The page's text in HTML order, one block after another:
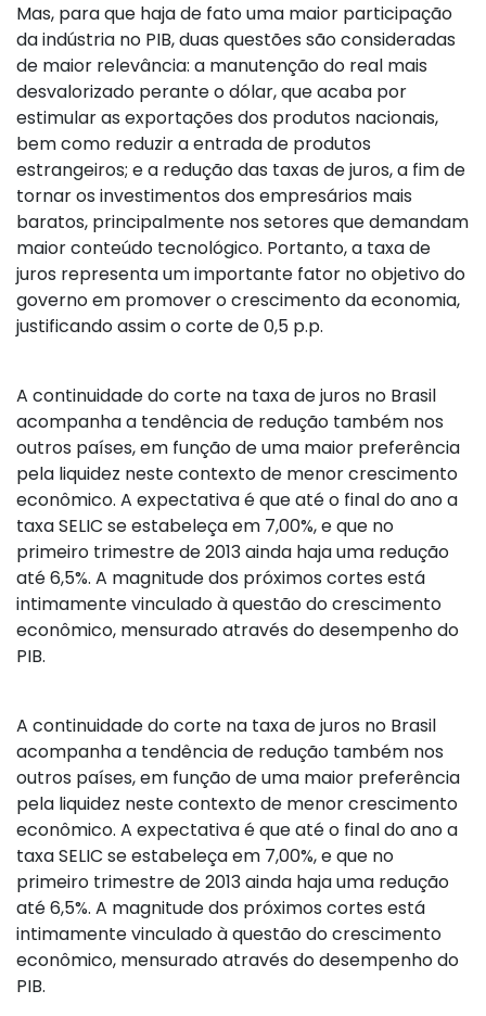
Mas, para que haja de fato uma maior participação
da indústria no PIB, duas questões são consideradas
de maior relevância: a manutenção do real mais
desvalorizado perante o dólar, que acaba por
estimular as exportações dos produtos nacionais,
bem como reduzir a entrada de produtos
estrangeiros; e a redução das taxas de juros, a fim de
tornar os investimentos dos empresários mais
baratos, principalmente nos setores que demandam
maior conteúdo tecnológico. Portanto, a taxa de
juros representa um importante fator no objetivo do
governo em promover o crescimento da economia,
justificando assim o corte de 0,5 p.p.
A continuidade do corte na taxa de juros no Brasil
acompanha a tendência de redução também nos
outros países, em função de uma maior preferência
pela liquidez neste contexto de menor crescimento
econômico. A expectativa é que até o final do ano a
taxa SELIC se estabeleça em 7,00%, e que no
primeiro trimestre de 2013 ainda haja uma redução
até 6,5%. A magnitude dos próximos cortes está
intimamente vinculado à questão do crescimento
econômico, mensurado através do desempenho do
PIB.
A continuidade do corte na taxa de juros no Brasil
acompanha a tendência de redução também nos
outros países, em função de uma maior preferência
pela liquidez neste contexto de menor crescimento
econômico. A expectativa é que até o final do ano a
taxa SELIC se estabeleça em 7,00%, e que no
primeiro trimestre de 2013 ainda haja uma redução
até 6,5%. A magnitude dos próximos cortes está
intimamente vinculado à questão do crescimento
econômico, mensurado através do desempenho do
PIB.